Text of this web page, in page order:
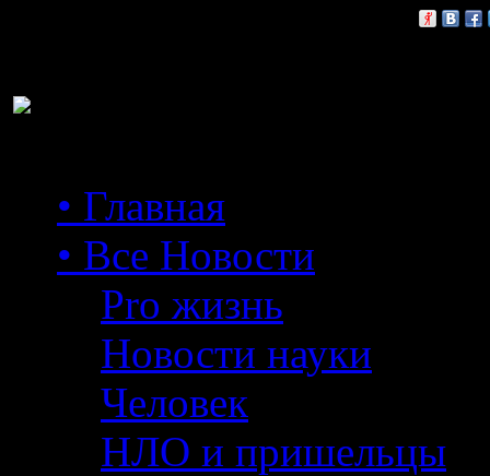
• Главная
• Все Новости
Pro жизнь
Новости науки
Человек
НЛО и пришельцы